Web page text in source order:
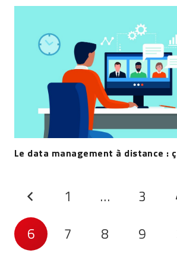
Le data management à distance :
1 … 3
6
7 8 9